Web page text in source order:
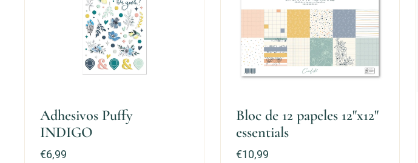
Adhesivos Puffy
INDIGO
Precio:
€6,99
Bloc de 12 papeles 12"x12"
essentials
Precio:
€10,99